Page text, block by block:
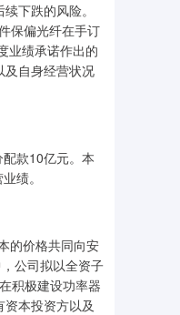
下跌的风险。
保偏光纤在手订
业绩承诺作出的
及自身经营状况
款10亿元。本
绩。
的价格共同向安
公司拟以全资子
积极建设功率器
本投资方以及